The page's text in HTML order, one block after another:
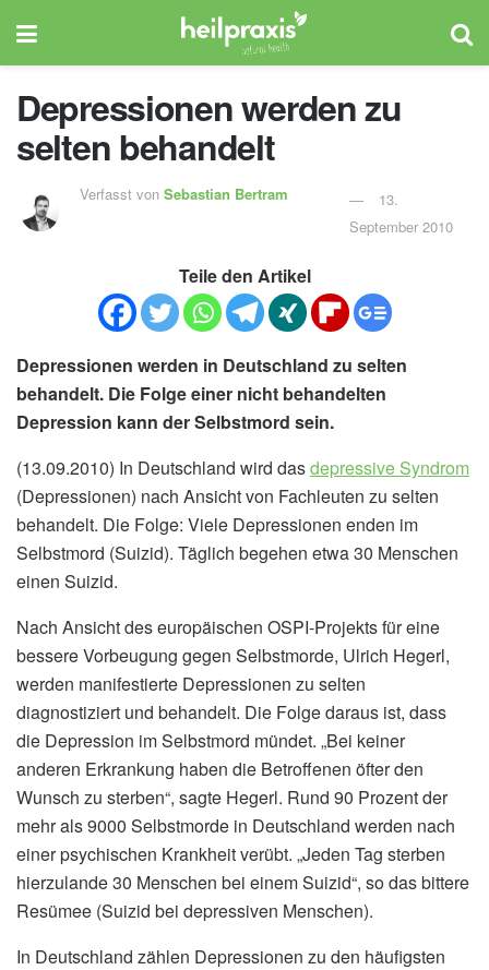
Depressionen werden zu
selten behandelt
Verfasst vonSebastian Bertram
13.
September 2010
Teile den Artikel
Depressionen werden in Deutschland zu selten
behandelt. Die Folge einer nicht behandelten
Depression kann der Selbstmord sein.
(13.09.2010) In Deutschland wird dasdepressive Syndrom
(Depressionen) nach Ansicht von Fachleuten zu selten
behandelt. Die Folge: Viele Depressionen enden im
Selbstmord (Suizid). Täglich begehen etwa 30 Menschen
einen Suizid.
Nach Ansicht des europäischen OSPI-Projekts für eine
bessere Vorbeugung gegen Selbstmorde, Ulrich Hegerl,
werden manifestierte Depressionen zu selten
diagnostiziert und behandelt. Die Folge daraus ist, dass
die Depression im Selbstmord mündet. „Bei keiner
anderen Erkrankung haben die Betroffenen öfter den
Wunsch zu sterben“, sagte Hegerl. Rund 90 Prozent der
mehr als 9000 Selbstmorde in Deutschland werden nach
einer psychischen Krankheit verübt. „Jeden Tag sterben
hierzulande 30 Menschen bei einem Suizid“, so das bittere
Resümee (Suizid bei depressiven Menschen).
In Deutschland zählen Depressionen zu den häufigsten